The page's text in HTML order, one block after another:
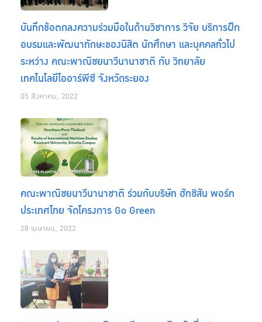
บันทึกข้อตกลงความร่วมมือในด้านวิชาการ วิจัย บริการฝึก
อบรมและพัฒนาทักษะของนิสิต นักศึกษา และบุคคลทั่วไป
ระหว่าง คณะพาณิชยนาวีนานาชาติ กับ วิทยาลัย
เทคโนโลยีไออาร์พีซี จังหวัดระยอง
05 สิงหาคม, 2022
คณะพาณิชยนาวีนานาชาติ ร่วมกับบริษัท ฮัทชิสัน พอร์ท
ประเทศไทย จัดโครงการ Go Green
28 เมษายน, 2022